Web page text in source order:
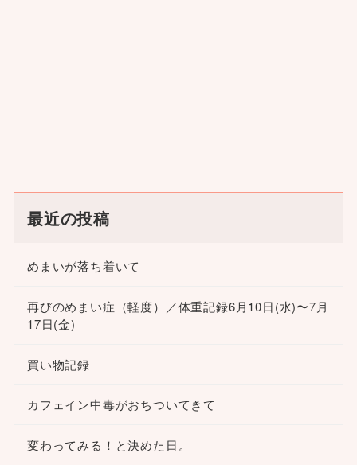
最近の投稿
めまいが落ち着いて
再びのめまい症（軽度）／体重記録6月10日(水)〜7月
17日(金)
買い物記録
カフェイン中毒がおちついてきて
変わってみる！と決めた日。